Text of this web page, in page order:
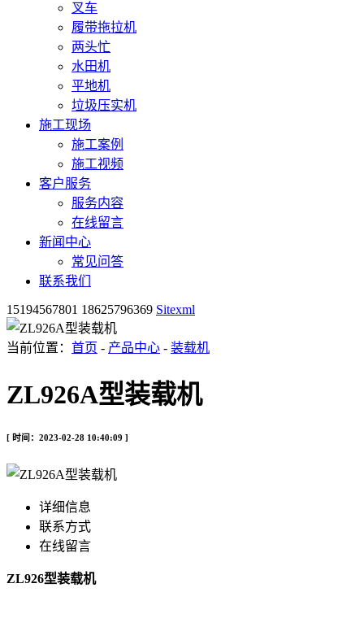
叉车
履带拖拉机
两头忙
水田机
平地机
垃圾压实机
施工现场
施工案例
施工视频
客户服务
服务内容
在线留言
新闻中心
常见问答
联系我们
15194567801 18625796369 Sitexml
当前位置： 首页 - 产品中心 - 装载机
ZL926A型装载机
[ 时间：2023-02-28 10:40:09 ]
详细信息
联系方式
在线留言
ZL926型装载机